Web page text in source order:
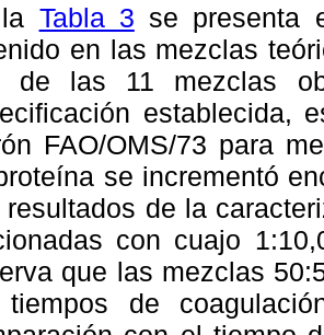
Tabla 3 se presenta
en las mezclas
de las 11 mezclas
establecida,
FAO/OMS/73 para
se incrementó
resultados de la
con cuajo
que las mezclas
tiempos de